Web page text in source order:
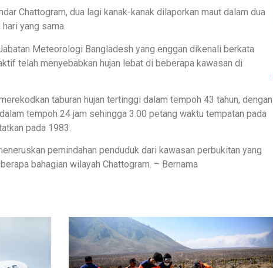
Chattogram, dua lagi kanak-kanak dilaporkan maut dalam dua
yang sama.
Meteorologi Bangladesh yang enggan dikenali berkata
telah menyebabkan hujan lebat di beberapa kawasan di
taburan hujan tertinggi dalam tempoh 43 tahun, dengan
tempoh 24 jam sehingga 3.00 petang waktu tempatan pada
pada 1983.
pemindahan penduduk dari kawasan perbukitan yang
bahagian wilayah Chattogram. – Bernama